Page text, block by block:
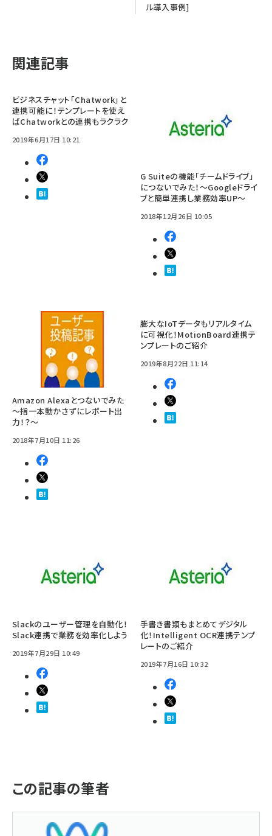
ル導入事例]
関連記事
ビジネスチャット「Chatwork」と
連携可能に！テンプレートを使え
ばChatworkとの連携もラクラク
2019年6月17日 10:21
G Suiteの機能「チームドライブ」
につないでみた！〜Googleドライ
ブと簡単連携し業務効率UP〜
2018年12月26日 10:05
Amazon Alexaとつないでみた
～指一本動かさずにレポート出
力！？～
2018年7月10日 11:26
膨大なIoTデータもリアルタイム
に可視化！MotionBoard連携テ
ンプレートのご紹介
2019年8月22日 11:14
Slackのユーザー管理を自動化！
Slack連携で業務を効率化しよう
2019年7月29日 10:49
手書き書類もまとめてデジタル
化！Intelligent OCR連携テンプ
レートのご紹介
2019年7月16日 10:32
この記事の筆者